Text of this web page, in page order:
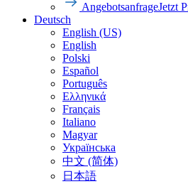
AngebotsanfrageJetzt
Deutsch
English (US)
English
Polski
Español
Português
Ελληνικά
Français
Italiano
Magyar
Українська
中文 (简体)
日本語